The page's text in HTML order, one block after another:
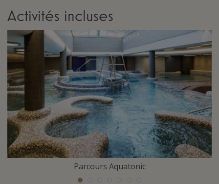
Activités incluses
Parcours Aquatonic